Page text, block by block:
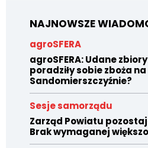
NAJNOWSZE
agroSFERA
agroSFERA: Udane
poradziły sobie zboża na
Sandomierszczyźnie?
Sesje samorządu
Zarząd Powiatu
Brak wymaganej